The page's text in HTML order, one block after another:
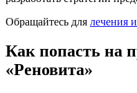
Обращайтесь для лечения
Как попасть на
«Реновита»